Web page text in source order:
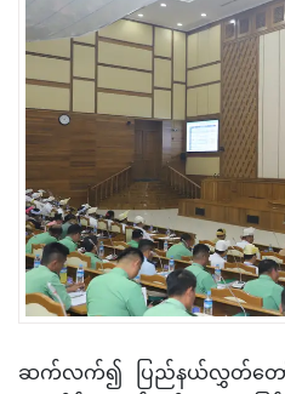
ဆက်လက်၍ ပြည်နယ်လွှတ်တော်ဥ